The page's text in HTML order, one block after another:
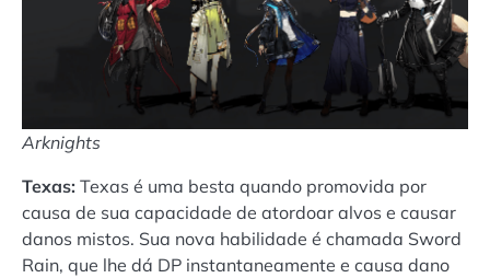
Arknights
Texas: Texas é uma besta quando promovida por
causa de sua capacidade de atordoar alvos e causar
danos mistos. Sua nova habilidade é chamada Sword
Rain, que lhe dá DP instantaneamente e causa dano